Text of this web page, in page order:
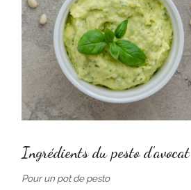
Ingrédients du pesto d’avocat
Pour un pot de pesto